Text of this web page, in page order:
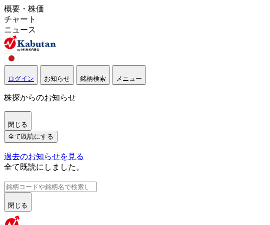
概要・株価
チャート
ニュース
ログイン お知らせ 銘柄検索 メニュー
株探からのお知らせ
閉じる
全て既読にする
過去のお知らせを見る
全て既読にしました。
閉じる